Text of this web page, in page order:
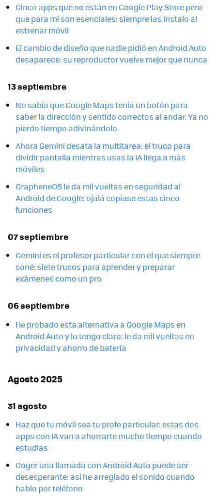
Cinco apps que no están en Google Play Store pero
que para mí son esenciales: siempre las instalo al
estrenar móvil
El cambio de diseño que nadie pidió en Android Auto
desaparece: su reproductor vuelve mejor que nunca
13 septiembre
No sabía que Google Maps tenía un botón para
saber la dirección y sentido correctos al andar. Ya no
pierdo tiempo adivinándolo
Ahora Gemini desata la multitarea: el truco para
dividir pantalla mientras usas la IA llega a más
móviles
GrapheneOS le da mil vueltas en seguridad al
Android de Google: ojalá copiase estas cinco
funciones
07 septiembre
Gemini es el profesor particular con el que siempre
soné: siete trucos para aprender y preparar
exámenes como un pro
06 septiembre
He probado esta alternativa a Google Maps en
Android Auto y lo tengo claro: le da mil vueltas en
privacidad y ahorro de batería
Agosto 2025
31 agosto
Haz que tu móvil sea tu profe particular: estas dos
apps con IA van a ahorrarte mucho tiempo cuando
estudias
Coger una llamada con Android Auto puede ser
desesperante: así he arreglado el sonido cuando
hablo por teléfono